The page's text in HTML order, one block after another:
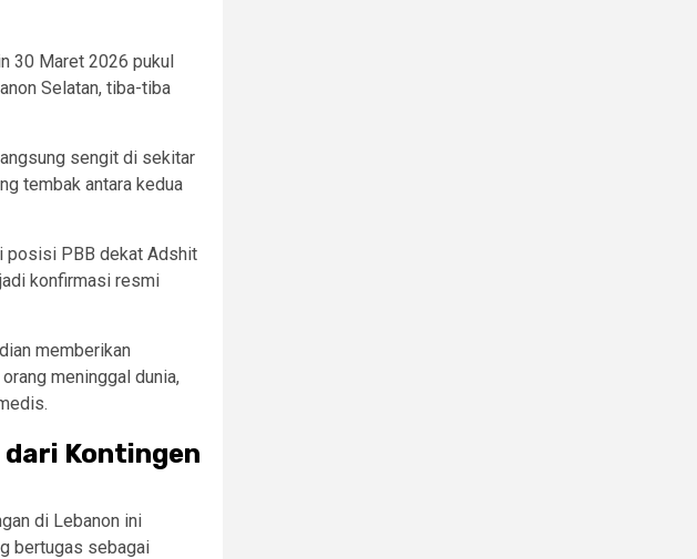
30 Maret 2026 pukul
Selatan, tiba-tiba
sengit di sekitar
tembak antara kedua
posisi PBB dekat Adshit
konfirmasi resmi
memberikan
meninggal dunia,
dari Kontingen
di Lebanon ini
bertugas sebagai